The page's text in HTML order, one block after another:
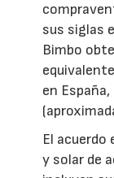
sus siglas
Bimbo
en
El acuerdo
y solar de